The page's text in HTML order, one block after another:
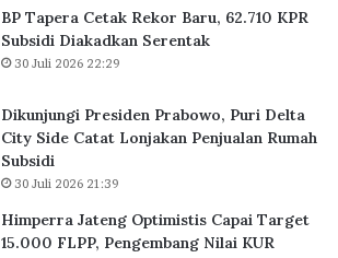
BP Tapera Cetak Rekor Baru, 62.710 KPR
Subsidi Diakadkan Serentak
30 Juli 2026 22:29
Dikunjungi Presiden Prabowo, Puri Delta
City Side Catat Lonjakan Penjualan Rumah
Subsidi
30 Juli 2026 21:39
Himperra Jateng Optimistis Capai Target
15.000 FLPP, Pengembang Nilai KUR